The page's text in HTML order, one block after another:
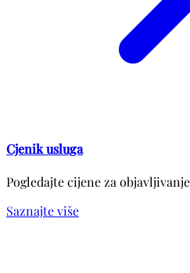
Cjenik usluga
Pogledajte cijene za
Saznajte više